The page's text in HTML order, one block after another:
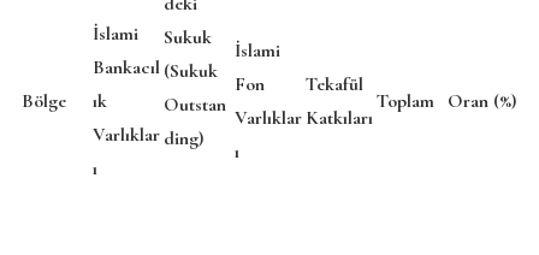
Bölge
İslami
Bankacıl
ık
Varlıklar
ı
Sukuk
(Sukuk
Outstan
ding)
İslami
Fon
Varlıklar
ı
Tekafül
Katkıları
Toplam Oran (%)